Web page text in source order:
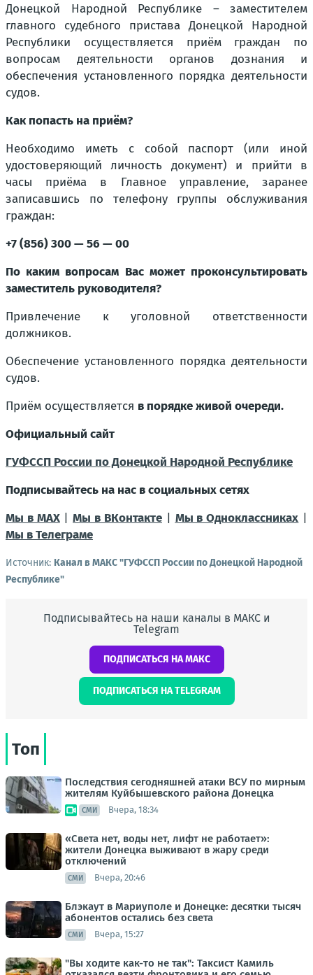
Донецкой Народной Республике – заместителем
главного судебного пристава Донецкой Народной
Республики осуществляется приём граждан по
вопросам деятельности органов дознания и
обеспечения установленного порядка деятельности
судов.
Как попасть на приём?
Необходимо иметь с собой паспорт (или иной
удостоверяющий личность документ) и прийти в
часы приёма в Главное управление, заранее
записавшись по телефону группы обслуживания
граждан:
+7 (856) 300 — 56 — 00
По каким вопросам Вас может проконсультировать
заместитель руководителя?
Привлечение к уголовной ответственности
должников.
Обеспечение установленного порядка деятельности
судов.
Приём осуществляется в порядке живой очереди.
Официальный сайт
ГУФССП России по Донецкой Народной Республике
Подписывайтесь на нас в социальных сетях
Мы в MAX|Мы в ВКонтакте| Мы в Одноклассниках
Мы в Телеграме
Источник: Канал в МАКС "ГУФССП России по Донецкой Народной
Республике"
Подписывайтесь на наши каналы в МАКС и
Telegram
ПОДПИСАТЬСЯ НА МАКС
ПОДПИСАТЬСЯ НА TELEGRAM
Топ
Последствия сегодняшней атаки ВСУ по мирным
жителям Куйбышевского района Донецка
СМИ Вчера, 18:34
«Света нет, воды нет, лифт не работает»:
жители Донецка выживают в жару среди
отключений
СМИ Вчера, 20:46
Блэкаут в Мариуполе и Донецке: десятки тысяч
абонентов остались без света
СМИ Вчера, 15:27
"Вы ходите как-то не так": Таксист Камиль